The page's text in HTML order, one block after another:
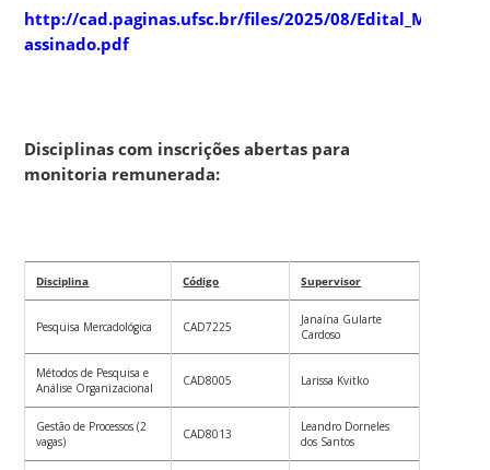
http://cad.paginas.ufsc.br/files/2025/08/
assinado.pdf
Disciplinas com inscrições abertas para
monitoria remunerada:
Disciplina Código Supervisor
Pesquisa Mercadológica CAD7225
Janaína Gularte
Cardoso
Métodos de Pesquisa e
Análise Organizacional
CAD8005 Larissa Kvitko
Gestão de Processos (2
vagas)
CAD8013
Leandro Dorneles
dos Santos